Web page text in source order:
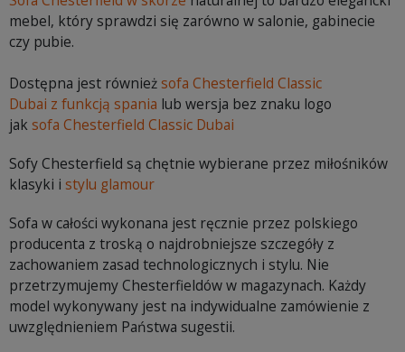
mebel, który sprawdzi się zarówno w salonie, gabinecie
czy pubie.
Dostępna jest równieżsofa Chesterfield Classic
Dubai z funkcją spania lub wersja bez znaku logo
jak sofa Chesterfield Classic Dubai
Sofy Chesterfield są chętnie wybierane przez miłośników
klasyki i stylu glamour
Sofa w całości wykonana jest ręcznie przez polskiego
producenta z troską o najdrobniejsze szczegóły z
zachowaniem zasad technologicznych i stylu. Nie
przetrzymujemy Chesterfieldów w magazynach. Każdy
model wykonywany jest na indywidualne zamówienie z
uwzględnieniem Państwa sugestii.